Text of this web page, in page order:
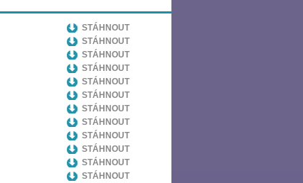
STÁHNOUT
STÁHNOUT
STÁHNOUT
STÁHNOUT
STÁHNOUT
STÁHNOUT
STÁHNOUT
STÁHNOUT
STÁHNOUT
STÁHNOUT
STÁHNOUT
STÁHNOUT